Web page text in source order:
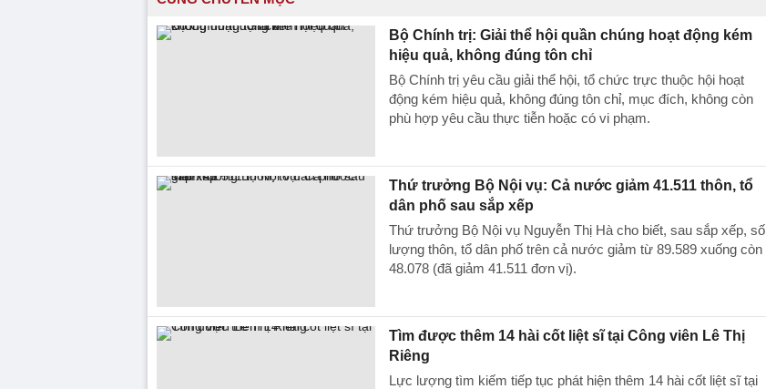
Bộ Chính trị: Giải thể hội quần chúng hoạt động kém
hiệu quả, không đúng tôn chỉ
Bộ Chính trị yêu cầu giải thể hội, tổ chức trực thuộc hội hoạt
động kém hiệu quả, không đúng tôn chỉ, mục đích, không còn
phù hợp yêu cầu thực tiễn hoặc có vi phạm.
Thứ trưởng Bộ Nội vụ: Cả nước giảm 41.511 thôn, tổ
dân phố sau sắp xếp
Thứ trưởng Bộ Nội vụ Nguyễn Thị Hà cho biết, sau sắp xếp, số
lượng thôn, tổ dân phố trên cả nước giảm từ 89.589 xuống còn
48.078 (đã giảm 41.511 đơn vị).
Tìm được thêm 14 hài cốt liệt sĩ tại Công viên Lê Thị
Riêng
Lực lượng tìm kiếm tiếp tục phát hiện thêm 14 hài cốt liệt sĩ tại